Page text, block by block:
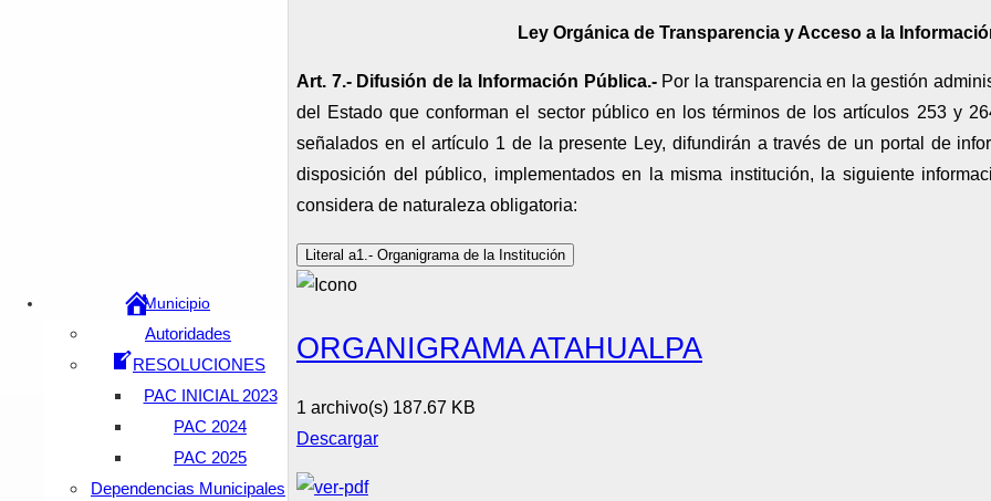
Municipio
Autoridades
RESOLUCIONES
PAC INICIAL 2023
PAC 2024
PAC 2025
Dependencias Municipales
Ley Orgánica de Transparencia y Acceso a la
Art. 7.- Difusión de la Información Pública.-Por la transparencia en la gestión
del Estado que conforman el sector público en los términos de los artículos 253 y
señalados en el artículo 1 de la presente Ley, difundirán a través de un portal de
disposición del público, implementados en la misma institución, la siguiente
considera de naturaleza obligatoria:
Literal a1.- Organigrama de la Institución
ORGANIGRAMA ATAHUALPA
1 archivo(s) 187.67 KB
Descargar